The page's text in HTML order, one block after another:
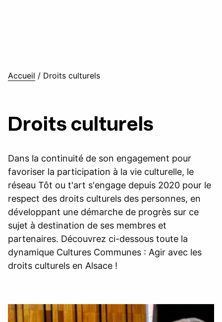
Accueil / Droits culturels
Droits culturels
Dans la continuité de son engagement pour
favoriser la participation à la vie culturelle, le
réseau Tôt ou t'art s'engage depuis 2020 pour le
respect des droits culturels des personnes, en
développant une démarche de progrès sur ce
sujet à destination de ses membres et
partenaires. Découvrez ci-dessous toute la
dynamique Cultures Communes : Agir avec les
droits culturels en Alsace !